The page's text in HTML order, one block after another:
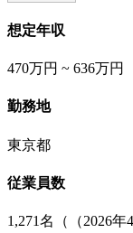
想定年収
470万円 ~ 636万円
勤務地
東京都
従業員数
1,271名（（2026年